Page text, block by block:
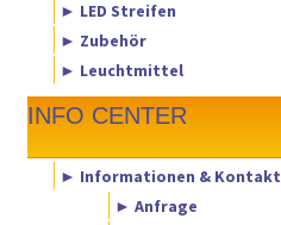
► LED Streifen
► Zubehör
► Leuchtmittel
INFO CENTER
► Informationen & Kontakt
► Anfrage